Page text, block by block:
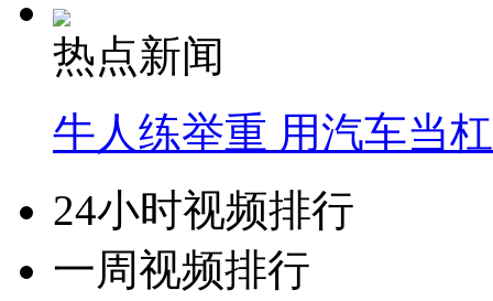
热点新闻
牛人练举重 用汽车当
24小时视频排行
一周视频排行